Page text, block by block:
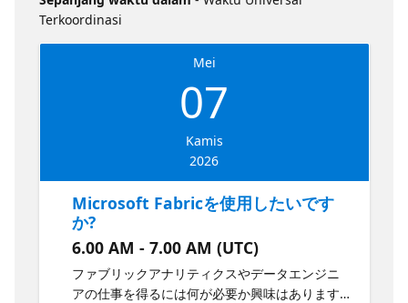
Terkoordinasi
Mei
07
Kamis
2026
Microsoft Fabricを使用したいです
か?
6.00 AM - 7.00 AM (UTC)
ファブリックアナリティクスやデータエンジニ
アの仕事を得るには何が必要か興味はあります